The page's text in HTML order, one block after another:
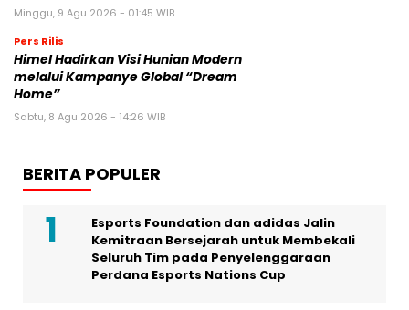
Minggu, 9 Agu 2026 - 01:45 WIB
Pers Rilis
Himel Hadirkan Visi Hunian Modern
melalui Kampanye Global “Dream
Home”
Sabtu, 8 Agu 2026 - 14:26 WIB
BERITA POPULER
Esports Foundation dan adidas Jalin
Kemitraan Bersejarah untuk Membekali
Seluruh Tim pada Penyelenggaraan
Perdana Esports Nations Cup